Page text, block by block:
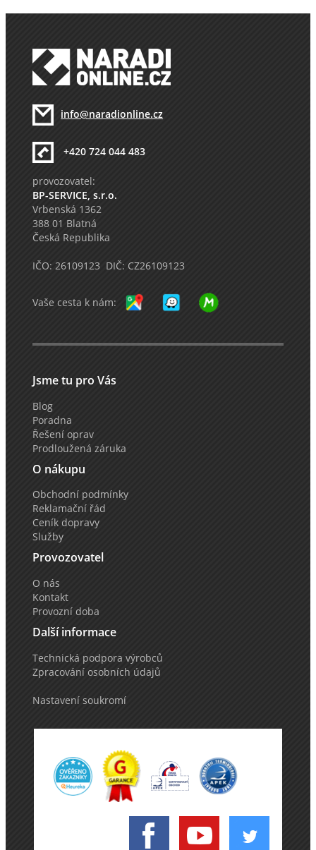
info@naradionline.cz
+420 724 044 483
provozovatel:
BP-SERVICE, s.r.o.
Vrbenská 1362
388 01 Blatná
Česká Republika
IČO: 26109123 DIČ: CZ26109123
Vaše cesta k nám:
Jsme tu pro Vás
Blog
Poradna
Řešení oprav
Prodloužená záruka
O nákupu
Obchodní podmínky
Reklamační řád
Ceník dopravy
Služby
Provozovatel
O nás
Kontakt
Provozní doba
Další informace
Technická podpora výrobců
Zpracování osobních údajů
Nastavení soukromí